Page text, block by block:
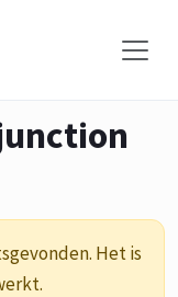
Het is